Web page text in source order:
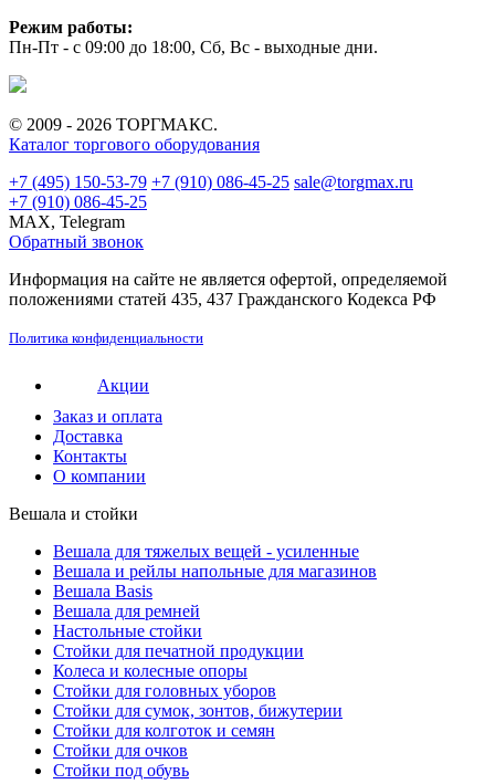
Режим работы:
Пн-Пт - с 09:00 до 18:00, Сб, Вс - выходные дни.
© 2009 - 2026 ТОРГМАКС.
Каталог торгового оборудования
+7 (495) 150-53-79 +7 (910) 086-45-25 sale@torgmax.ru
+7 (910) 086-45-25
MAX, Telegram
Обратный звонок
Информация на сайте не является офертой, определяемой
положениями статей 435, 437 Гражданского Кодекса РФ
Политика конфиденциальности
Акции
Заказ и оплата
Доставка
Контакты
О компании
Вешала и стойки
Вешала для тяжелых вещей - усиленные
Вешала и рейлы напольные для магазинов
Вешала Basis
Вешала для ремней
Настольные стойки
Стойки для печатной продукции
Колеса и колесные опоры
Стойки для головных уборов
Стойки для сумок, зонтов, бижутерии
Стойки для колготок и семян
Стойки для очков
Стойки под обувь